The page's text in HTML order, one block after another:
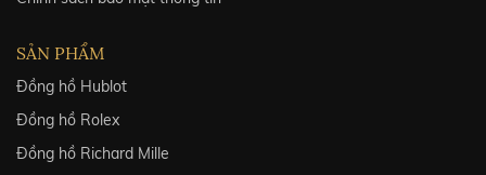
SẢN PHẨM
Đồng hồ Hublot
Đồng hồ Rolex
Đồng hồ Richard Mille